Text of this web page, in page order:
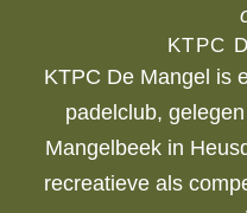
KTPC
KTPC De Mangel is
padelclub,
Mangelbeek in
recreatieve als